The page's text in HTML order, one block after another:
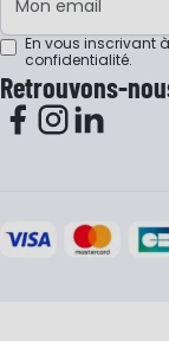
En vous inscrivant
confidentialité.
Retrouvons-